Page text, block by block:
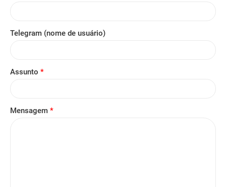
Telegram (nome de usuário)
Assunto *
Mensagem *